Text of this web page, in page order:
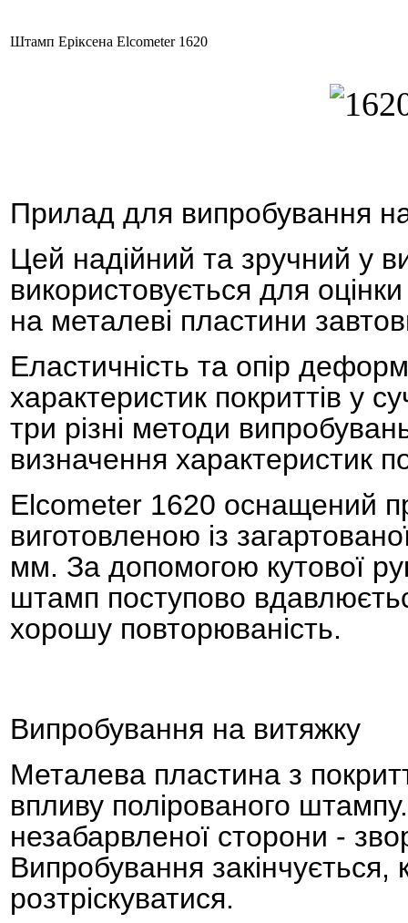
Штамп Еріксена Elcometer 1620
Прилад для випробування
Цей надійний та зручний у
використовується для
на металеві пластини
Еластичність та опір
характеристик покриттів у
три різні методи
визначення характеристик
Elcometer 1620 оснащений
виготовленою із
мм. За допомогою кутової
штамп поступово
хорошу повторюваність.
Випробування на витяжку
Металева пластина з
впливу полірованого
незабарвленої сторони -
Випробування закінчується,
розтріскуватися.